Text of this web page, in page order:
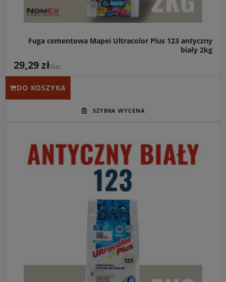
Fuga cementowa Mapei Ultracolor Plus 123 antyczny
biały 2kg
29,29 zł/szt.
DO KOSZYKA